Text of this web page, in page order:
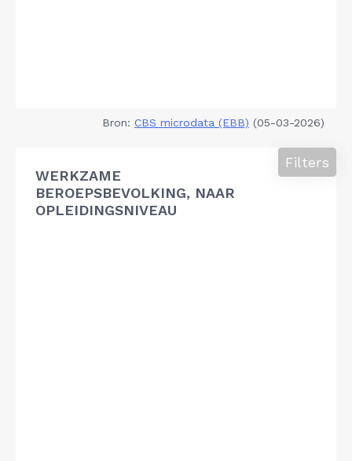
Bron: CBS microdata (EBB) (05-03-2026)
WERKZAME
BEROEPSBEVOLKING, NAAR
OPLEIDINGSNIVEAU
Filters